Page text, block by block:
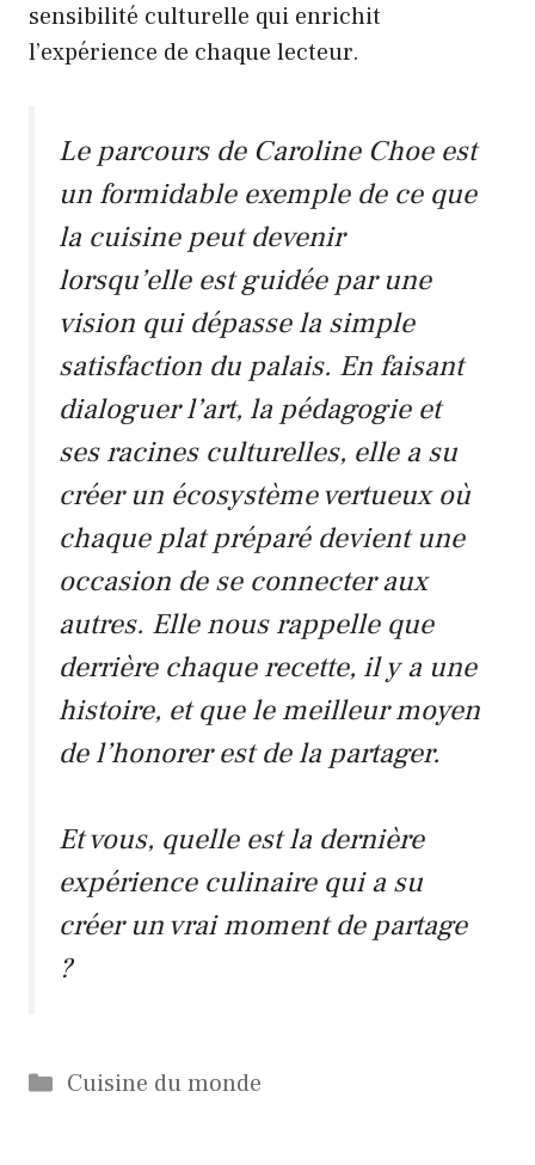
sensibilité culturelle qui enrichit
l’expérience de chaque lecteur.
Le parcours de Caroline Choeest
un formidable exemple de ce que
la cuisine peut devenir
lorsqu’elle est guidée par une
vision qui dépasse la simple
satisfaction du palais. En faisant
dialoguer l’art, la pédagogie et
ses racines culturelles, elle a su
créer un écosystème vertueux où
chaque plat préparé devient une
occasion de se connecter aux
autres. Elle nous rappelle que
derrière chaque recette, il y a une
histoire, et que le meilleur moyen
de l’honorer est de la partager.
Et vous, quelle est la dernière
expérience culinairequi a su
créer un vrai moment de partage
?
Catégories
Cuisine du monde